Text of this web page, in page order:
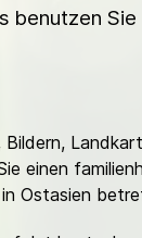
benutzen
einen
Ostasien